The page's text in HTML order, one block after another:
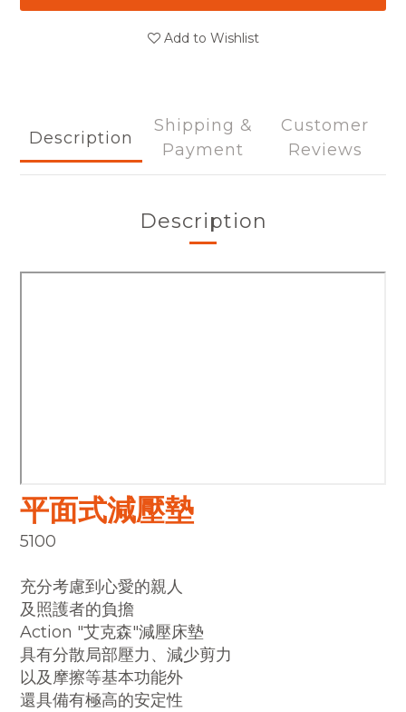
Add to Wishlist
Description
Shipping &
Payment
Customer
Reviews
Description
平面式減壓墊
5100
充分考慮到心愛的親人
及照護者的負擔
Action "艾克森"減壓床墊
具有分散局部壓力、減少剪力
以及摩擦等基本功能外
還具備有極高的安定性